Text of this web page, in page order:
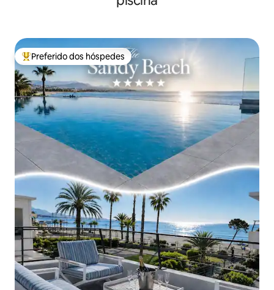
Entre os melhores preferidos dos hóspedes
Preferido dos hóspedes